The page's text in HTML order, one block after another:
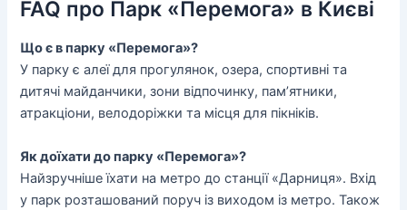
FAQ про Парк «Перемога» в Києві
Що є в парку «Перемога»?
У парку є алеї для прогулянок, озера, спортивні та
дитячі майданчики, зони відпочинку, пам’ятники,
атракціони, велодоріжки та місця для пікніків.
Як доїхати до парку «Перемога»?
Найзручніше їхати на метро до станції «Дарниця». Вхід
у парк розташований поруч із виходом із метро. Також